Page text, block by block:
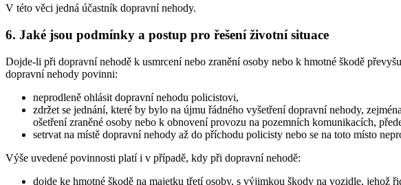
V této věci jedná účastník dopravní nehody.
6. Jaké jsou podmínky a postup pro řešení životní situace
Dojde-li při dopravní nehodě k usmrcení nebo zranění osoby nebo k hmotné škodě
dopravní nehody povinni:
neprodleně ohlásit dopravní nehodu policistovi,
zdržet se jednání, které by bylo na újmu řádného vyšetření dopravní nehody,
ošetření zraněné osoby nebo k obnovení provozu na pozemních komunikacích,
setrvat na místě dopravní nehody až do příchodu policisty nebo se na toto místo
Výše uvedené povinnosti platí i v případě, kdy při dopravní nehodě:
dojde ke hmotné škodě na majetku třetí osoby, s výjimkou škody na vozidle, jehož